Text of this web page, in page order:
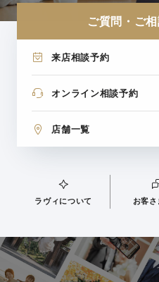
ご質問・ご
来店相談予約
オンライン相談予約
店舗一覧
ラヴィについて お客